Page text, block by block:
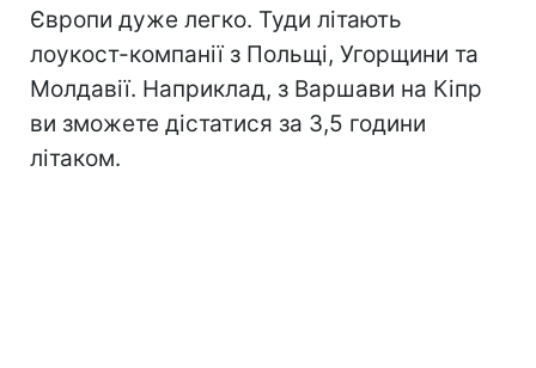
Європи дуже легко. Туди літають
лоукост-компанії з Польщі, Угорщини та
Молдавії. Наприклад, з Варшави на Кіпр
ви зможете дістатися за 3,5 години
літаком.